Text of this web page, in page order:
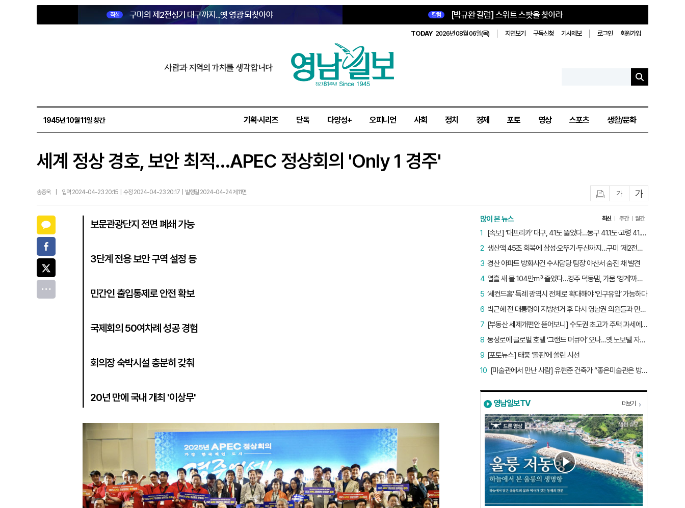
직설 구미의 제2전성기 대구까지...옛 영광 되찾아야 칼럼 [박규완 칼럼] 스위트 스팟을 찾아라
TODAY 2026년 08월 06일(목) 지면보기 구독신청 기사제보 로그인 회원가입
사람과 지역의 가치를 생각합니다
1945년 10월 11일 창간 기획·시리즈 단독 다양성+ 오피니언 사회 정치 경제 포토 영상 스포츠 생활/문화
세계 정상 경호, 보안 최적…APEC 정상회의 'Only 1 경주'
송종욱 입력 2024-04-23 20:15 | 수정 2024-04-23 20:17 | 발행일 2024-04-24 제11면 글자작게글자크게
보문관광단지 전면 폐쇄 가능
3단계 전용 보안 구역 설정 등
민간인 출입통제로 안전 확보
국제회의 50여차례 성공 경험
회의장 숙박시설 충분히 갖춰
20년 만에 국내 개최 '이상무'
많이 본 뉴스 최신 주간 월간
[속보] ‘대프리카’ 대구, 41도 뚫었다…동구 41.1도·고령 41.2도
1
생산액 45조 회복에 삼성·오뚜기·두산까지…구미 ‘제2전성기’ 시작됐다
2
경산 아파트 방화사건 수사담당 팀장 야산서 숨진 채 발견
3
열흘 새 물 104만㎥ 줄었다…경주 덕동댐, 가뭄 ‘경계’까지 5.7%p
4
‘세컨드홈’ 특례 광역시 전체로 확대해야 ‘인구유입’ 가능하다
5
박근혜 전 대통령이 지방선거 후 다시 영남권 의원들과 만난 이유는?
6
[부동산 세제개편안 뜯어보니] 수도권 초고가 주택 과세에만 초점…침체된 지방 부동산 대책은 없다
7
동성로에 글로벌 호텔 ‘그랜드 머큐어’ 오나…옛 노보텔 자리 사무실 개설
8
[포토뉴스] 태풍 ‘돌핀’에 쏠린 시선
9
[미술관에서 만난 사람] 유현준 건축가 “좋은미술관은 방문객이 많은 미술관”
10
영남일보TV 더보기